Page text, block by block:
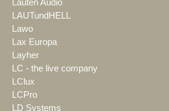
Lauten Audio
LAUTundHELL
Lawo
Lax Europa
Layher
LC - the live company
LClux
LCPro
LD Systems